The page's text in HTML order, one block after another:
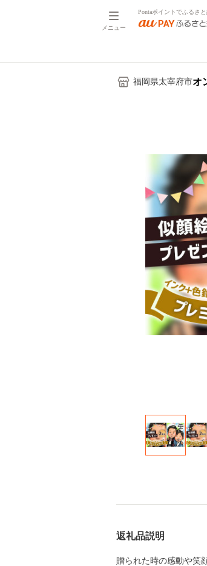
メニュー
Pontaポイントでふるさ
福岡県太宰府市オ
返礼品説明
贈られた時の感動や笑